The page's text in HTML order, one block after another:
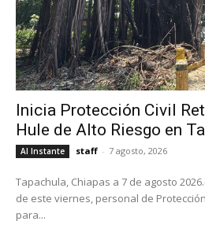
Inicia Protección Civil
Hule de Alto Riesgo en
Al Instante staff - 7 agosto, 2026
Tapachula, Chiapas a 7 de agosto
de este viernes, personal de
para...